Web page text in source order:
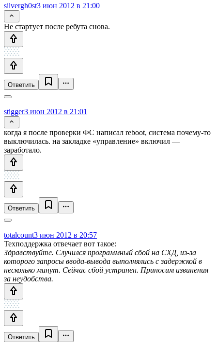
silvergh0st3 июн 2012 в 21:00
Не стартует после ребута снова.
Ответить
stigger3 июн 2012 в 21:01
когда я после проверки ФС написал reboot, система почему-то
выключилась. на закладке «управление» включил —
заработало.
Ответить
totalcount3 июн 2012 в 20:57
Техподдержка отвечает вот такое:
Здравствуйте. Случился программный сбой на СХД, из-за
которого запросы ввода-вывода выполнялись с задержкой в
несколько минут. Сейчас сбой устранен. Приносим извинения
за неудобства.
Ответить